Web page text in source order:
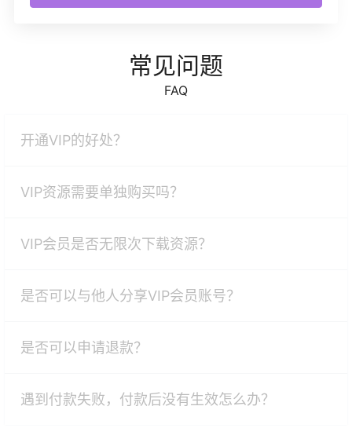
常见问题
FAQ
开通VIP的好处？
VIP资源需要单独购买吗？
VIP会员是否无限次下载资源？
是否可以与他人分享VIP会员账号？
是否可以申请退款？
遇到付款失败，付款后没有生效怎么办？